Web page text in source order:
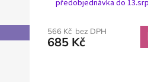
předobjednávka do
566 Kč bez DPH
685 Kč